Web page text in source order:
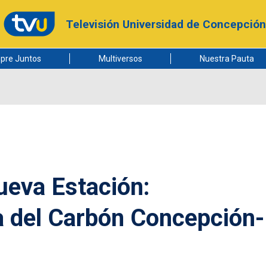
Televisión Universidad de Concepción
Juntos Multiversos Nuestra Pauta
Estación:
Carbón Concepción-